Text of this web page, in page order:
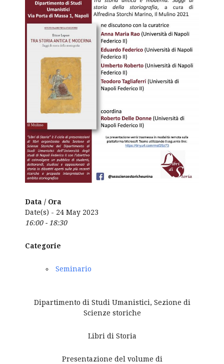
Data / Ora
Date(s) - 24 May 2023
16:00 - 18:30
Categorie
Seminario
Dipartimento di Studi Umanistici, Sezione di
Scienze storiche
Libri di Storia
Presentazione del volume di